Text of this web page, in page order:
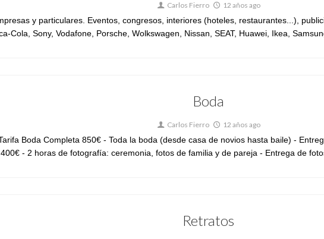
Carlos Fierro 12 años ago
y particulares. Eventos, congresos, interiores (hoteles, restaurantes...),
Cola, Sony, Vodafone, Porsche, Wolkswagen, Nissan, SEAT, Huawei, Ikea,
Boda
Carlos Fierro 12 años ago
Boda Completa 850€ - Toda la boda (desde casa de novios hasta baile) -
- 2 horas de fotografía: ceremonia, fotos de familia y de pareja - Entrega de
Retratos